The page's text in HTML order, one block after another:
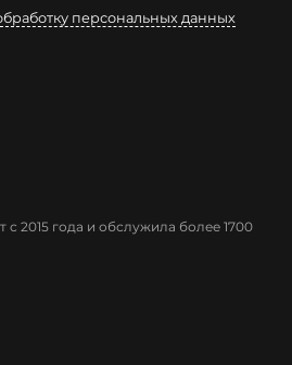
персональных данных
2015 года и обслужила более 1700